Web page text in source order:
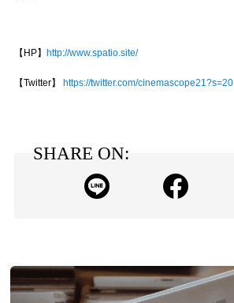
【HP】 http://www.spatio.site/
【Twitter】 https://twitter.com/cinemascope21?s=20
SHARE ON: